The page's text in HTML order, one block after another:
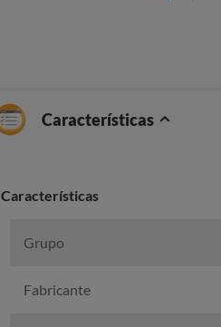
Características
Caracterí­sticas
Grupo
Fabricante